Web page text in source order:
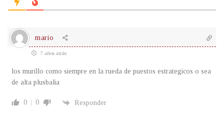
mario
7 años atrás
los murillo como siempre en la rueda de puestos estrategicos o sea
de alta plusbalia
0 0 Responder